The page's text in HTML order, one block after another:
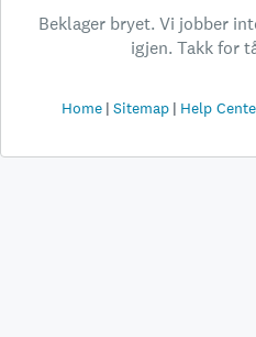
Beklager bryet. Vi jobber
igjen. Takk for
Home Sitemap Help